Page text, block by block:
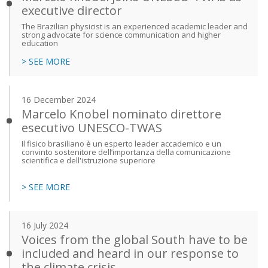
executive director
The Brazilian physicist is an experienced academic leader and
strong advocate for science communication and higher
education
> SEE MORE
16 December 2024
Marcelo Knobel nominato direttore
esecutivo UNESCO-TWAS
Il fisico brasiliano è un esperto leader accademico e un
convinto sostenitore dell’importanza della comunicazione
scientifica e dell'istruzione superiore
> SEE MORE
16 July 2024
Voices from the global South have to be
included and heard in our response to